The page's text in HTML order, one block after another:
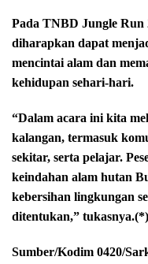
Pada TNBD Jungle
diharapkan dapat
mencintai alam dan
kehidupan sehari-hari.
“Dalam acara ini kita
kalangan, termasuk
sekitar, serta pelajar.
keindahan alam hutan
kebersihan lingkungan
ditentukan,” tukasnya.(*)
Sumber/Kodim 0420/